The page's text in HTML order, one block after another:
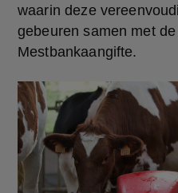
waarin deze
gebeuren samen met
Mestbankaangifte.